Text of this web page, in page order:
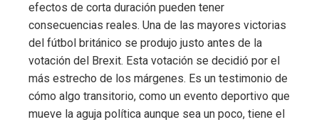
efectos de corta duración pueden tener
consecuencias reales. Una de las mayores victorias
del fútbol británico se produjo justo antes de la
votación del Brexit. Esta votación se decidió por el
más estrecho de los márgenes. Es un testimonio de
cómo algo transitorio, como un evento deportivo que
mueve la aguja política aunque sea un poco, tiene el